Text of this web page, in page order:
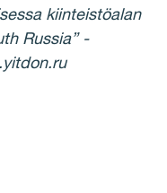
kiinteistöalan
Russia” -